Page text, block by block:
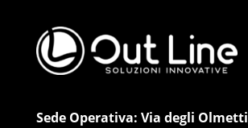
Sede Operativa: Via degli